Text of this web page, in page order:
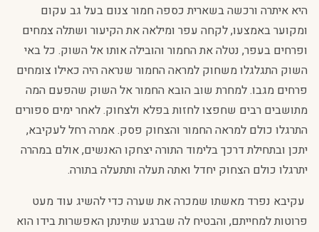
היא איתרה ורכשה בשארית כספה חמור צנום בעל גב עקום
ומקוער באמצעו, לקחה עפר ומילאה את הקיעור ושתלה צמחים
ופרחים בעפר, נטלה את החמור והובילה אותו אל השוק. כל באי
השוק התגלגלו משחוק למראה החמור שנראה היה כאילו צומחים
פרחים מגבו. למחרת שוב הובא החמור אל השוק שהפעם המה
מתושבים רבים שחפצו לחזות בפלא ולצחוק. לאחר ימים ספורים
התרגלו כולם למראה החמור והצחוק פסק. אמרה רחל לעקיבא,
יתכן ובתחילת דרכך בלימוד התורה יצחקו האנשים, אולם במהרה
יתרגלו כולם הצחוק יחדל ואתה תעלה ותתעלה בתורה.
עקיבא נפרד מאשתו שמכרה את שערה כדי להשיג עוד מעט
פרוטות למחייתם, והבטיח לה שברגע שתינתן האפשרות בידו הוא